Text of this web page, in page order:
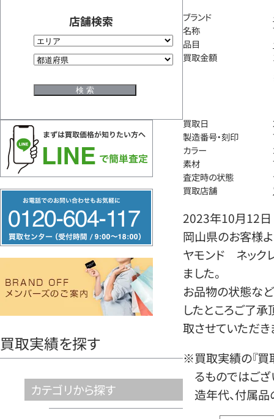
店舗検索
リ
ー
ヤ
買取実績を探す
カテゴリから探す
ブランド
名称
品目
買取金額
買取日
製造番号・刻印
カラー
素材
査定時の状態
買取店舗
2023年10月12日
岡山県のお客様
ヤモンド ネック
ました。
お品物の状態など
したところご了
取させていただき
※買取実績の『買
るものではござ
造年代、付属品